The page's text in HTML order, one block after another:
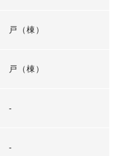
戸（棟）
戸（棟）
-
-